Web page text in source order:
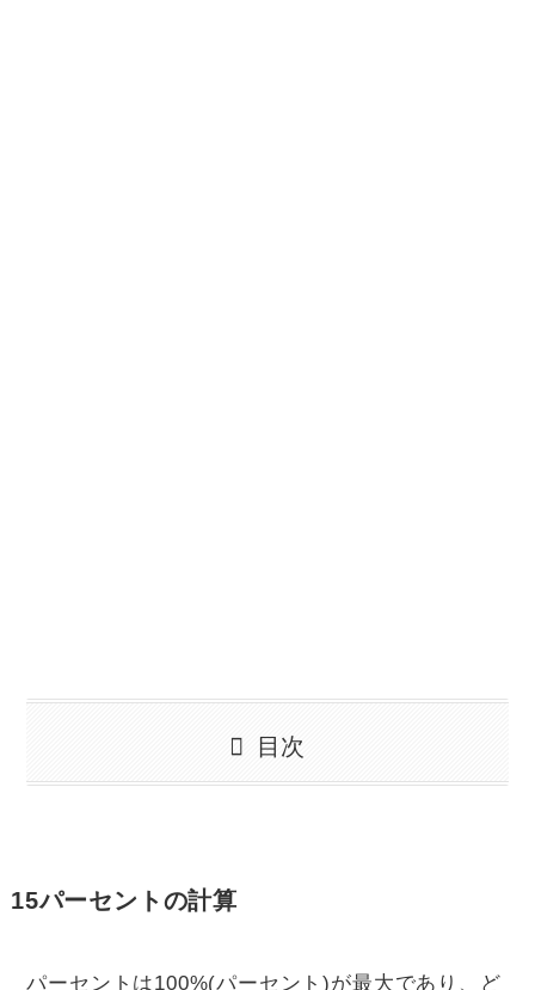
目次
15パーセントの計算
パーセントは100%(パーセント)が最大であり、ど